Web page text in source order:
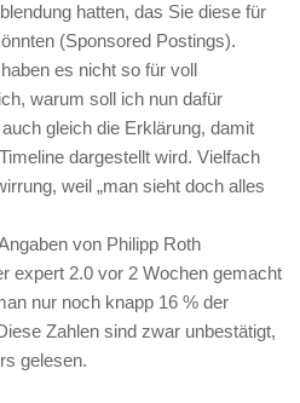
hatten, das Sie diese für
(Sponsored Postings).
es nicht so für voll
warum soll ich nun dafür
gleich die Erklärung, damit
dargestellt wird. Vielfach
weil „man sieht doch alles
von Philipp Roth
expert 2.0 vor 2 Wochen gemacht
nur noch knapp 16 % der
Zahlen sind zwar unbestätigt,
gelesen.